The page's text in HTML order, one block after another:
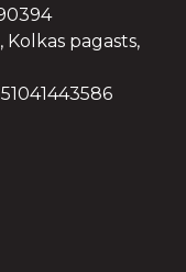
Kolkas pagasts,